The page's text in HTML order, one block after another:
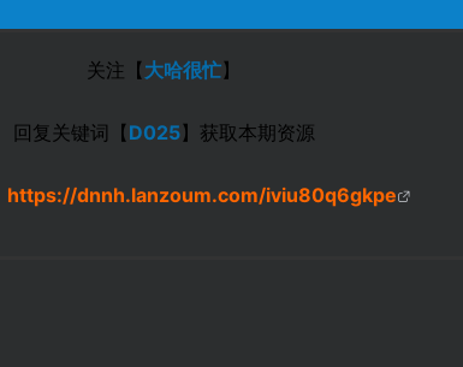
关注【大哈很忙】
回复关键词【D025】获取本期资源
https://dnnh.lanzoum.com/iviu80q6gkpe